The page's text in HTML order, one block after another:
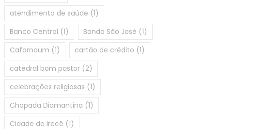
atendimento de saúde (1)
Banco Central (1) Banda São José (1)
Cafarnaum (1) cartão de crédito (1)
catedral bom pastor (2)
celebrações religiosas (1)
Chapada Diamantina (1)
Cidade de Irecê (1)